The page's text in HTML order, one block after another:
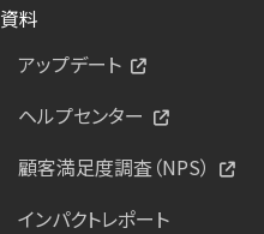
資料
アップデート
ヘルプセンター
顧客満足度調査（NPS）
インパクトレポート